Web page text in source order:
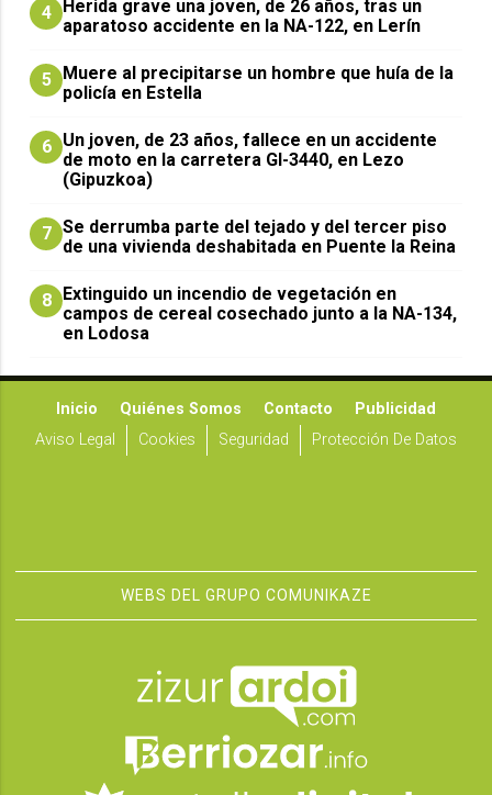
4
Herida grave una joven, de 26 años, tras un
aparatoso accidente en la NA-122, en Lerín
5
Muere al precipitarse un hombre que huía de la
policía en Estella
6 Un joven, de 23 años, fallece en un accidente
de moto en la carretera GI-3440, en Lezo
(Gipuzkoa)
7 Se derrumba parte del tejado y del tercer piso
de una vivienda deshabitada en Puente la Reina
8
Extinguido un incendio de vegetación en
campos de cereal cosechado junto a la NA-134,
en Lodosa
Inicio Quiénes Somos Contacto
Publicidad
Aviso Legal
Cookies Seguridad Protección De Datos
WEBS DEL GRUPO COMUNIKAZE